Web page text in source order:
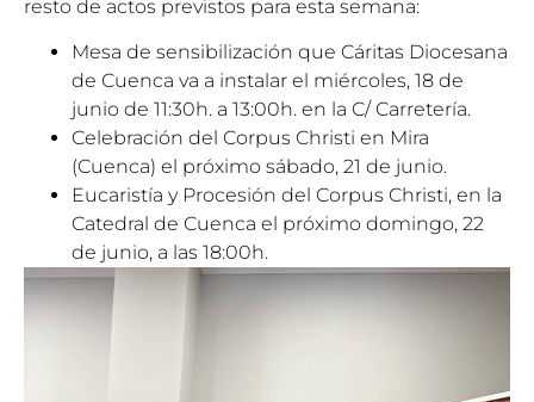
resto de actos previstos para esta semana:
Mesa de sensibilización que Cáritas Diocesana
de Cuenca va a instalar el miércoles, 18 de
junio de 11:30h. a 13:00h. en la C/ Carretería.
Celebración del Corpus Christi en Mira
(Cuenca) el próximo sábado, 21 de junio.
Eucaristía y Procesión del Corpus Christi, en la
Catedral de Cuenca el próximo domingo, 22
de junio, a las 18:00h.